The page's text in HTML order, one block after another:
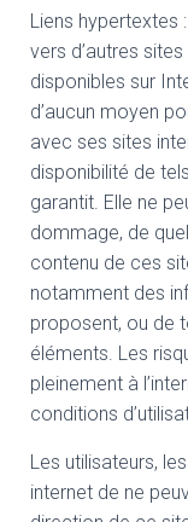
Liens hypertextes
vers d’autres
disponibles sur
d’aucun moyen
avec ses sites
disponibilité de
garantit. Elle ne
dommage, de
contenu de ces
notamment des
proposent, ou de
éléments. Les
pleinement à
conditions
Les utilisateurs,
internet de ne